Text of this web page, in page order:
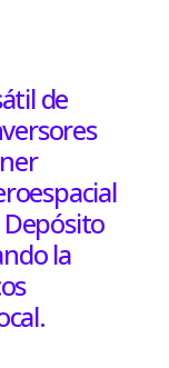
de
la